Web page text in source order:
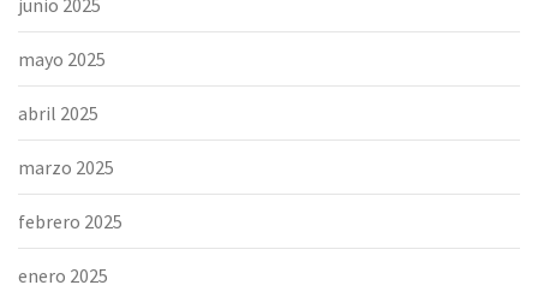
junio 2025
mayo 2025
abril 2025
marzo 2025
febrero 2025
enero 2025